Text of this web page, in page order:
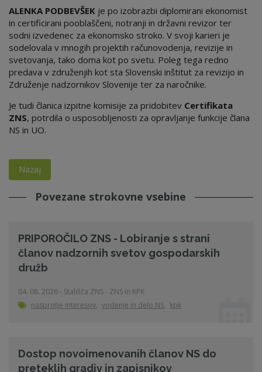
ALENKA PODBEVŠEK je po izobrazbi diplomirani ekonomist
in certificirani pooblaščeni, notranji in državni revizor ter
sodni izvedenec za ekonomsko stroko. V svoji karieri je
sodelovala v mnogih projektih računovodenja, revizije in
svetovanja, tako doma kot po svetu. Poleg tega redno
predava v združenjih kot sta Slovenski inštitut za revizijo in
Združenje nadzornikov Slovenije ter za naročnike.
Je tudi članica izpitne komisije za pridobitev Certifikata
ZNS, potrdila o usposobljenosti za opravljanje funkcije člana
NS in UO.
Nazaj
Povezane strokovne vsebine
PRIPOROČILO ZNS - Lobiranje s strani
članov nadzornih svetov gospodarskih
družb
04. 08. 2026 - Stališča ZNS - ZNS in KPK
nasprotje interesov, vodenje in delo NS, kpk
Dostop novoimenovanih članov NS do
preteklih gradiv in zapisnikov